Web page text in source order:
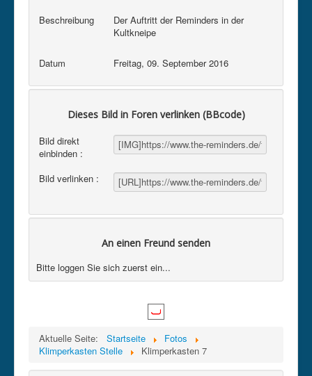
Beschreibung
Der Auftritt der Reminders in der
Kultkneipe
Datum Freitag, 09. September 2016
Dieses Bild in Foren verlinken (BBcode)
Bild direkt
einbinden :
Bild verlinken :
An einen Freund senden
Bitte loggen Sie sich zuerst ein...
Aktuelle Seite: Startseite
Fotos
Klimperkasten Stelle
Klimperkasten 7